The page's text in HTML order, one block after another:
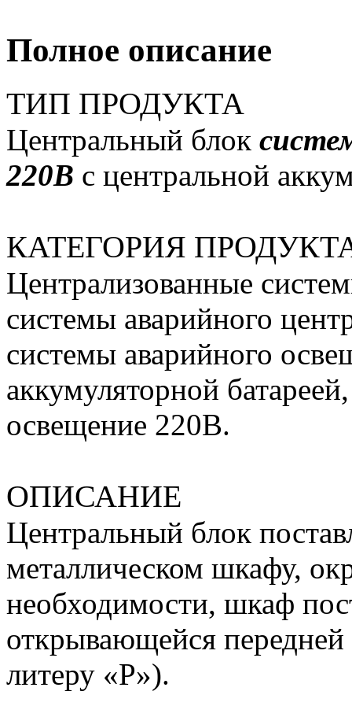
Полное описание
ТИП ПРОДУКТА
Центральный блок
220В с центральной
КАТЕГОРИЯ
Централизованные
системы аварийного
системы аварийного
аккумуляторной
освещение 220В.
ОПИСАНИЕ
Центральный блок
металлическом шкафу,
необходимости, шкаф
открывающейся
литеру «P»).